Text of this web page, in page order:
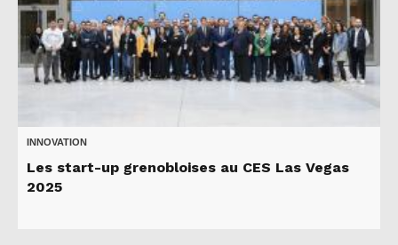
INNOVATION
Les start-up grenobloises au CES Las Vegas
2025